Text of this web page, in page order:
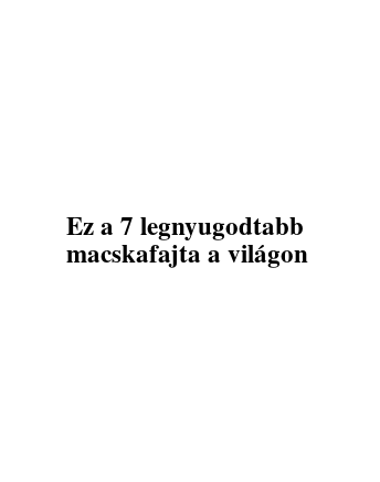
Ez a 7 legnyugodtabb
macskafajta a világon